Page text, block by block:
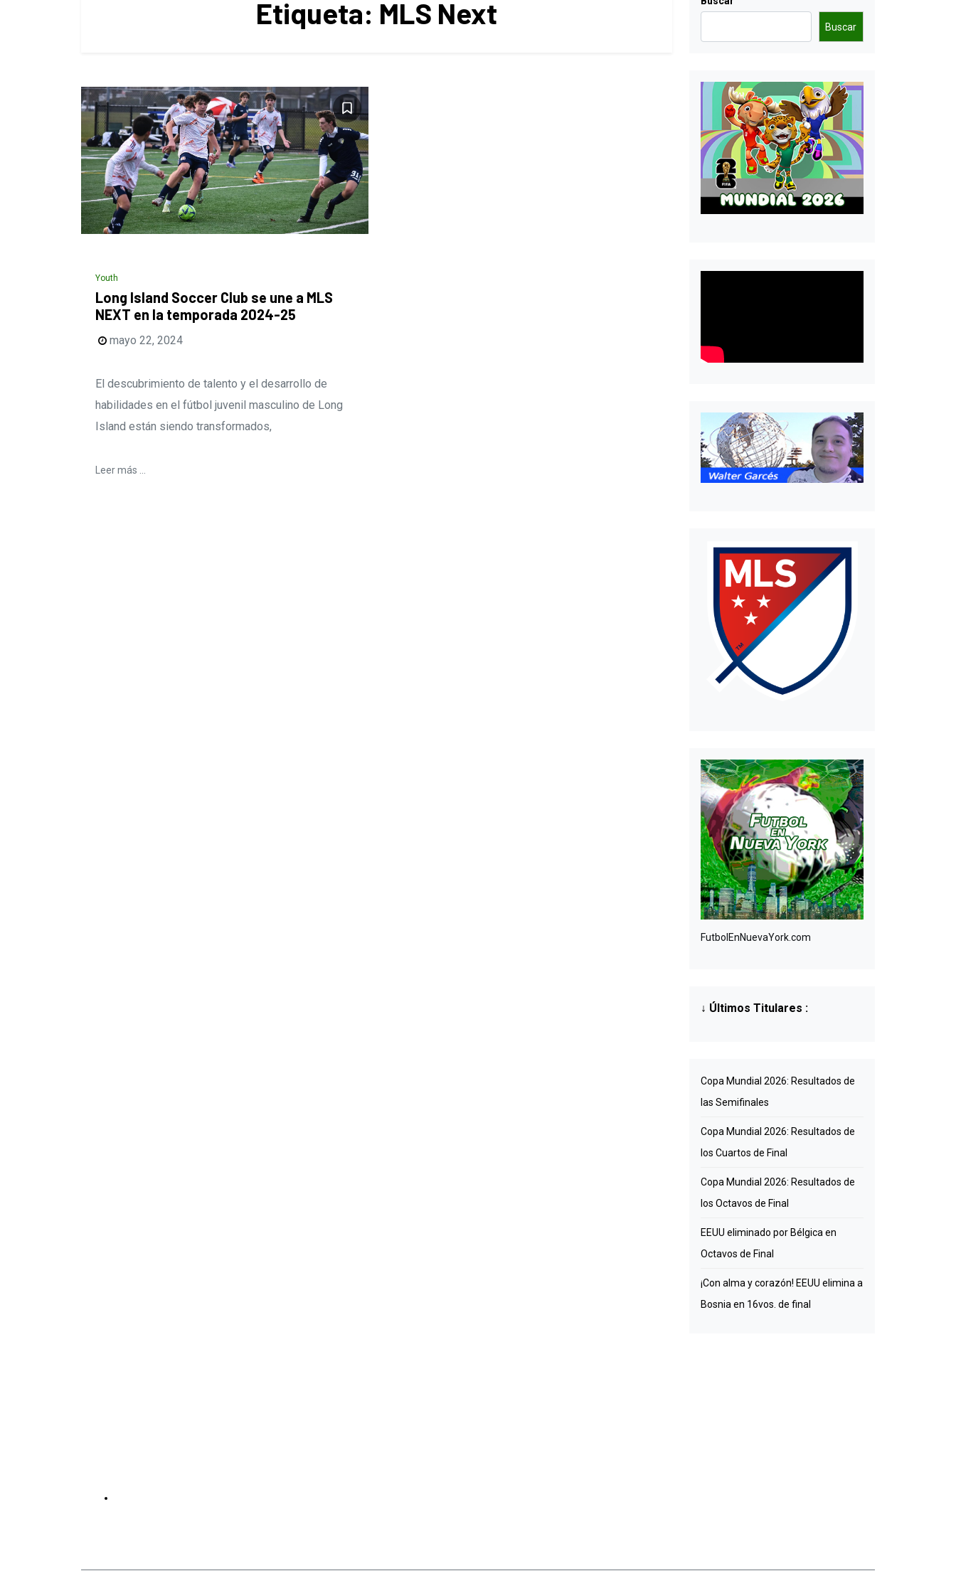
Etiqueta: MLS Next
Youth
Long Island Soccer Club se une a MLS
NEXT en la temporada 2024-25
mayo 22, 2024
El descubrimiento de talento y el desarrollo de
habilidades en el fútbol juvenil masculino de Long
Island están siendo transformados,
Leer más ...
Buscar
FutbolEnNuevaYork.com
↓ Últimos Titulares :
Copa Mundial 2026: Resultados de
las Semifinales
Copa Mundial 2026: Resultados de
los Cuartos de Final
Copa Mundial 2026: Resultados de
los Octavos de Final
EEUU eliminado por Bélgica en
Octavos de Final
¡Con alma y corazón! EEUU elimina a
Bosnia en 16vos. de final